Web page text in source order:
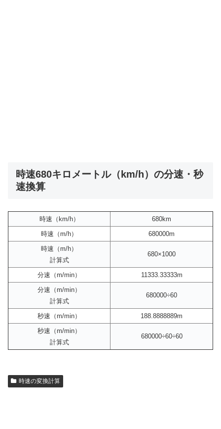
時速680キロメートル（km/h）の分速・秒
速換算
時速（km/h）
680km
時速（m/h）
680000m
時速（m/h）
計算式
680×1000
分速（m/min）
11333.33333m
分速（m/min）
計算式
680000÷60
秒速（m/min）
188.8888889m
秒速（m/min）
計算式
680000÷60÷60
時速の変換計算